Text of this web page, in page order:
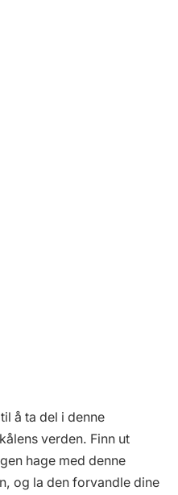
å ta del i denne
verden. Finn ut
hage med denne
og la den forvandle dine